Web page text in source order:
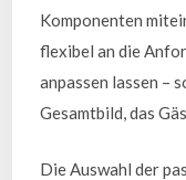
Komponenten
flexibel an die
anpassen lassen –
Gesamtbild, das
Die Auswahl der